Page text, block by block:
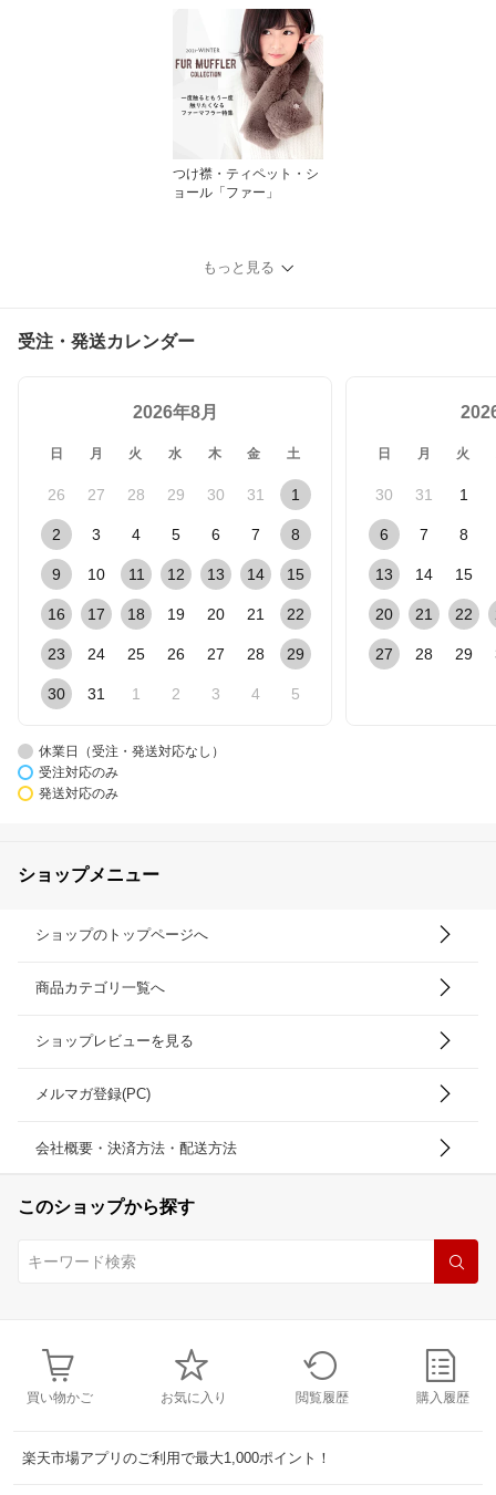
つけ襟・ティペット・シ
ョール「ファー」
もっと見る
受注・発送カレンダー
2026年8月
日 月 火 水 木 金 土
26 27 28 29 30 31 1
2 3 4 5 6 7 8
9 10 11 12 13 14 15
16 17 18 19 20 21 22
23 24 25 26 27 28 29
30 31 1 2 3 4 5
日 月 火
30 31 1
6 7 8
13 14 15
20 21 22
27 28 29
休業日（受注・発送対応なし）
受注対応のみ
発送対応のみ
ショップメニュー
ショップのトップページへ
商品カテゴリ一覧へ
ショップレビューを見る
メルマガ登録(PC)
会社概要・決済方法・配送方法
このショップから探す
買い物かご お気に入り 閲覧履歴 購入履歴
楽天市場アプリのご利用で最大1,000ポイント！